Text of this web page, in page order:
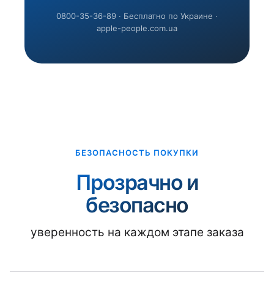
0800-35-36-89 · Бесплатно по Украине ·
apple-people.com.ua
БЕЗОПАСНОСТЬ ПОКУПКИ
Прозрачно и
безопасно
уверенность на каждом этапе заказа